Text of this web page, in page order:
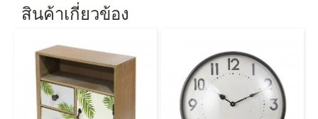
สินค้าเกี่ยวข้อง